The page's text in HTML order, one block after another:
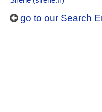
go to our Search